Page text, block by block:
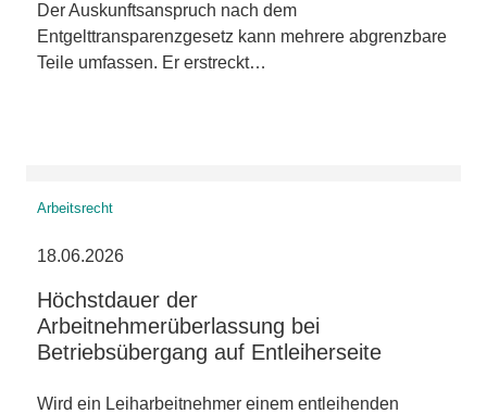
Der Auskunftsanspruch nach dem
Entgelttransparenzgesetz kann mehrere abgrenzbare
Teile umfassen. Er erstreckt…
Arbeitsrecht
18.06.2026
Höchstdauer der
Arbeitnehmerüberlassung bei
Betriebsübergang auf Entleiherseite
Wird ein Leiharbeitnehmer einem entleihenden